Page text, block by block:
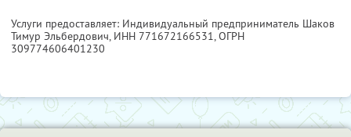
Услуги предоставляет: Индивидуальный предприниматель Шаков
Тимур Эльбердович, ИНН 771672166531, ОГРН
309774606401230